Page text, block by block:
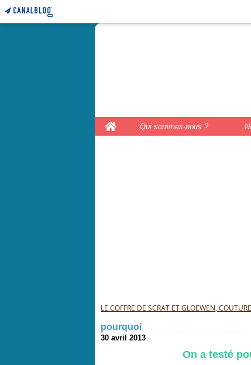
Home
Qui sommes-nous ?
LE COFFRE DE SCRAT ET GLOEWEN,
pourquoi
30 avril 2013
On a testé